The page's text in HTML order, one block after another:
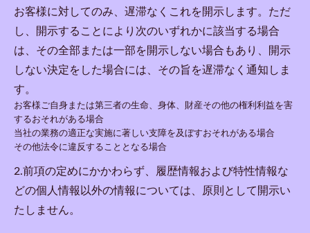
お客様に対してのみ、遅滞なくこれを開示します。ただ
し、開示することにより次のいずれかに該当する場合
は、その全部または一部を開示しない場合もあり、開示
しない決定をした場合には、その旨を遅滞なく通知しま
す。
お客様ご自身または第三者の生命、身体、財産その他の権利利益を害
するおそれがある場合
当社の業務の適正な実施に著しい支障を及ぼすおそれがある場合
その他法令に違反することとなる場合
2.前項の定めにかかわらず、履歴情報および特性情報な
どの個人情報以外の情報については、原則として開示い
たしません。